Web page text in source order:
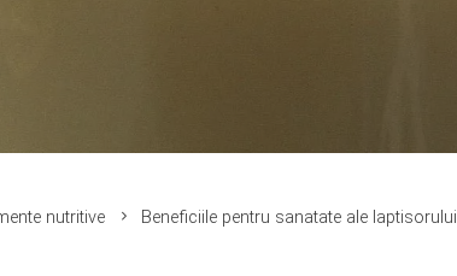
nutritive Beneficiile pentru sanatate ale